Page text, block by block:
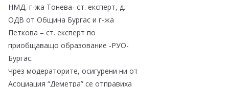
НМД, г-жа Тонева- ст. експерт, д.
ОДВ от Община Бургас и г-жа
Петкова – ст. експерт по
приобщаващо образование -РУО-
Бургас.
Чрез модераторите, осигурени ни от
Асоциация “Деметра” се отправиха